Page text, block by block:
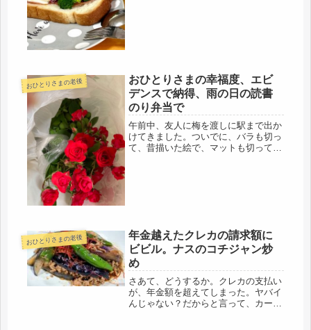
おひとりさまの老後
おひとりさまの幸福度、エビ
デンスで納得、雨の日の読書
のり弁当で
午前中、友人に梅を渡しに駅まで出か
けてきました。ついでに、バラも切っ
て、昔描いた絵で、マットも切って額
おひとりさまの老後
年金越えたクレカの請求額に
ビビル。ナスのコチジャン炒
め
さあて、どうするか。クレカの支払い
が、年金額を超えてしまった。ヤバイ
んじゃない？だからと言って、カード